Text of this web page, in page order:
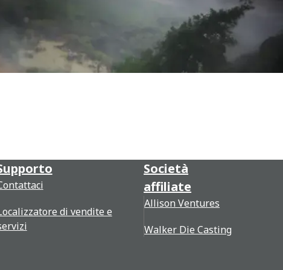
di vendite e
Società
affiliate
Allison Ventures
Walker Die Casting